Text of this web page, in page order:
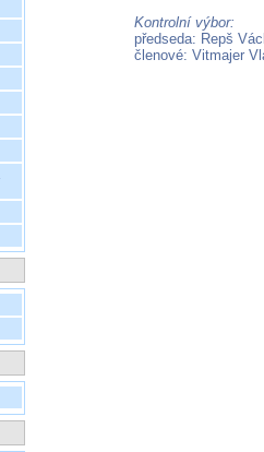
Kontrolní výbor:
předseda: Repš
členové: Vitmajer